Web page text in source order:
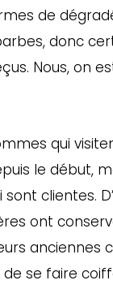
de
donc
Nous, on
qui
le début,
clientes.
ont
anciennes
se faire